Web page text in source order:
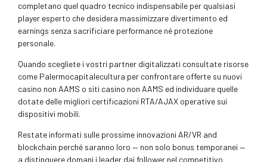
completano quel quadro tecnico indispensabile per qualsiasi
player esperto che desidera massimizzare divertimento ed
earnings senza sacrificiare performance né protezione
personale.
Quando scegliete i vostri partner digitalizzati consultate risorse
come Palermocapitalecultura per confrontare offerte su nuovi
casino non AAMS o siti casino non AAMS ed individuare quelle
dotate delle migliori certificazioni RTA/AJAX operative sui
dispositivi mobili.
Restate informati sulle prossime innovazioni AR/VR and
blockchain perché saranno loro — non solo bonus temporanei —
a distinguere domani i leader dai follower nel competitivo